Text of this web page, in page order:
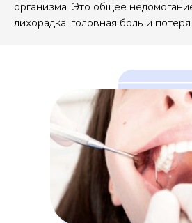
организма. Это общее
лихорадка, головная боль и